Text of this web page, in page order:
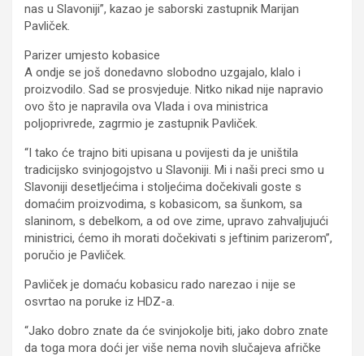
nas u Slavoniji”, kazao je saborski zastupnik Marijan
Pavliček.
Parizer umjesto kobasice
A ondje se još donedavno slobodno uzgajalo, klalo i
proizvodilo. Sad se prosvjeduje. Nitko nikad nije napravio
ovo što je napravila ova Vlada i ova ministrica
poljoprivrede, zagrmio je zastupnik Pavliček.
“I tako će trajno biti upisana u povijesti da je uništila
tradicijsko svinjogojstvo u Slavoniji. Mi i naši preci smo u
Slavoniji desetljećima i stoljećima dočekivali goste s
domaćim proizvodima, s kobasicom, sa šunkom, sa
slaninom, s debelkom, a od ove zime, upravo zahvaljujući
ministrici, ćemo ih morati dočekivati s jeftinim parizerom”,
poručio je Pavliček.
Pavliček je domaću kobasicu rado narezao i nije se
osvrtao na poruke iz HDZ-a.
“Jako dobro znate da će svinjokolje biti, jako dobro znate
da toga mora doći jer više nema novih slučajeva afričke